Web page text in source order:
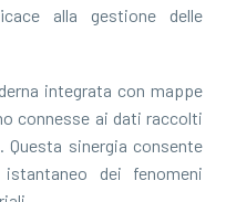
alla gestione delle
integrata con mappe
connesse ai dati raccolti
sinergia consente
dei fenomeni